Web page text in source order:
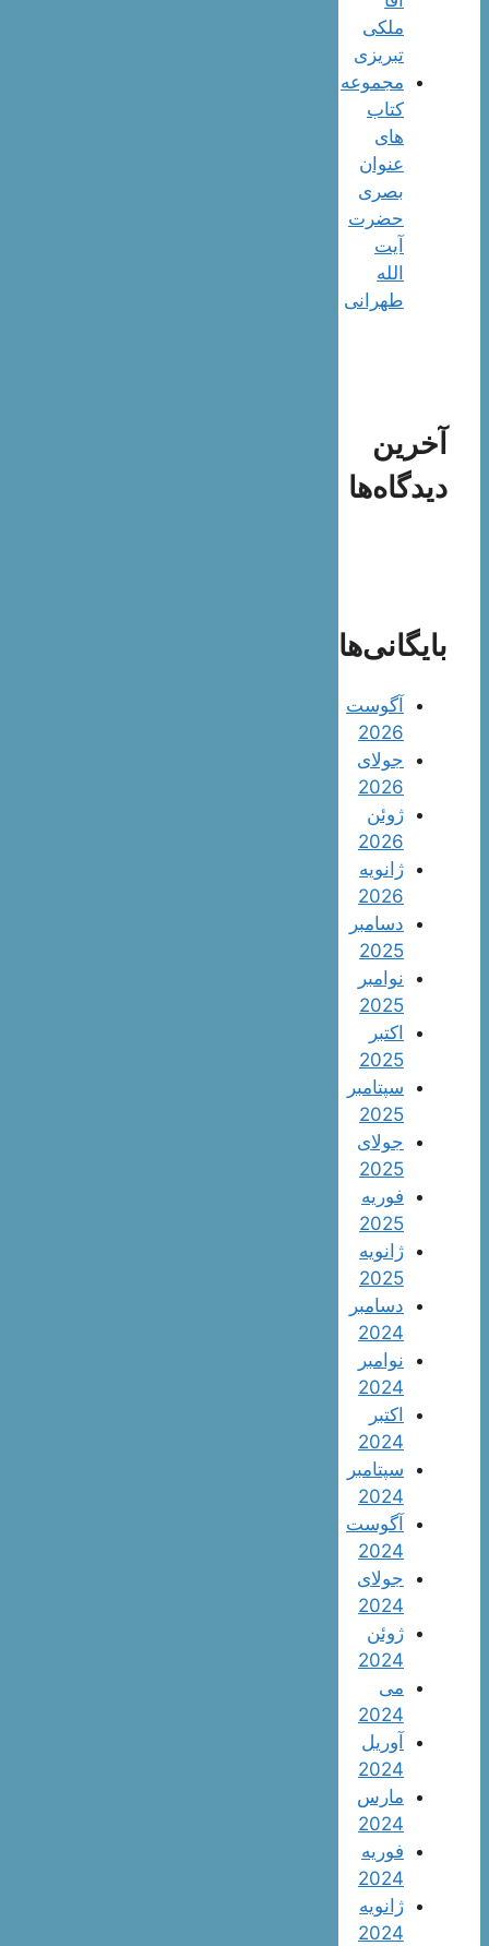
ملکی
تبریزی
مجموعه
کتاب
های
عنوان
بصری
حضرت
آیت
الله
طهرانی
آخرین
دیدگاه‌ها
بایگانی‌ها
آگوست
2026
جولای
2026
ژوئن
2026
ژانویه
2026
دسامبر
2025
نوامبر
2025
اکتبر
2025
سپتامبر
2025
جولای
2025
فوریه
2025
ژانویه
2025
دسامبر
2024
نوامبر
2024
اکتبر
2024
سپتامبر
2024
آگوست
2024
جولای
2024
ژوئن
2024
می
2024
آوریل
2024
مارس
2024
فوریه
2024
ژانویه
2024